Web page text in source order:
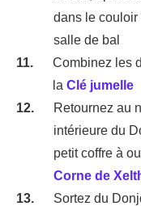
dans le couloir
salle de bal
Combinez les
la Clé jumelle
Retournez au
intérieure du
petit coffre à
Corne de
Sortez du